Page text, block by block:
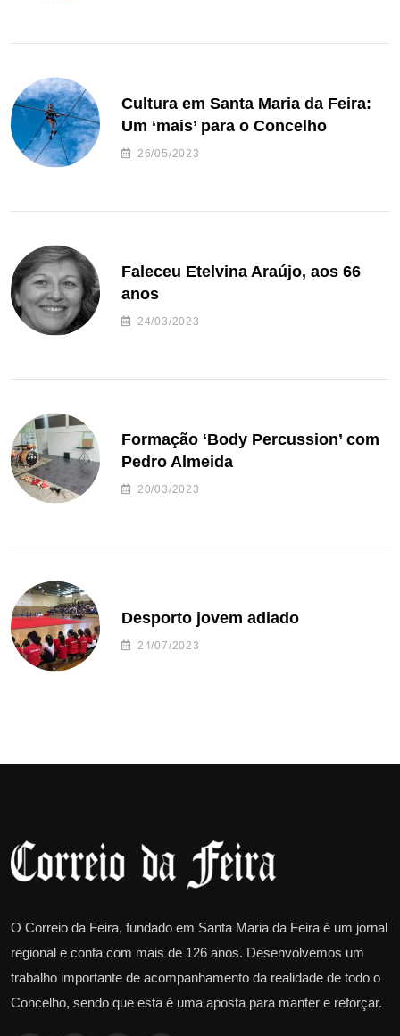
Cultura em Santa Maria da Feira:
Um ‘mais’ para o Concelho
26/05/2023
Faleceu Etelvina Araújo, aos 66
anos
24/03/2023
Formação ‘Body Percussion’ com
Pedro Almeida
20/03/2023
Desporto jovem adiado
24/07/2023
O Correio da Feira, fundado em Santa Maria da Feira é um jornal
regional e conta com mais de 126 anos. Desenvolvemos um
trabalho importante de acompanhamento da realidade de todo o
Concelho, sendo que esta é uma aposta para manter e reforçar.